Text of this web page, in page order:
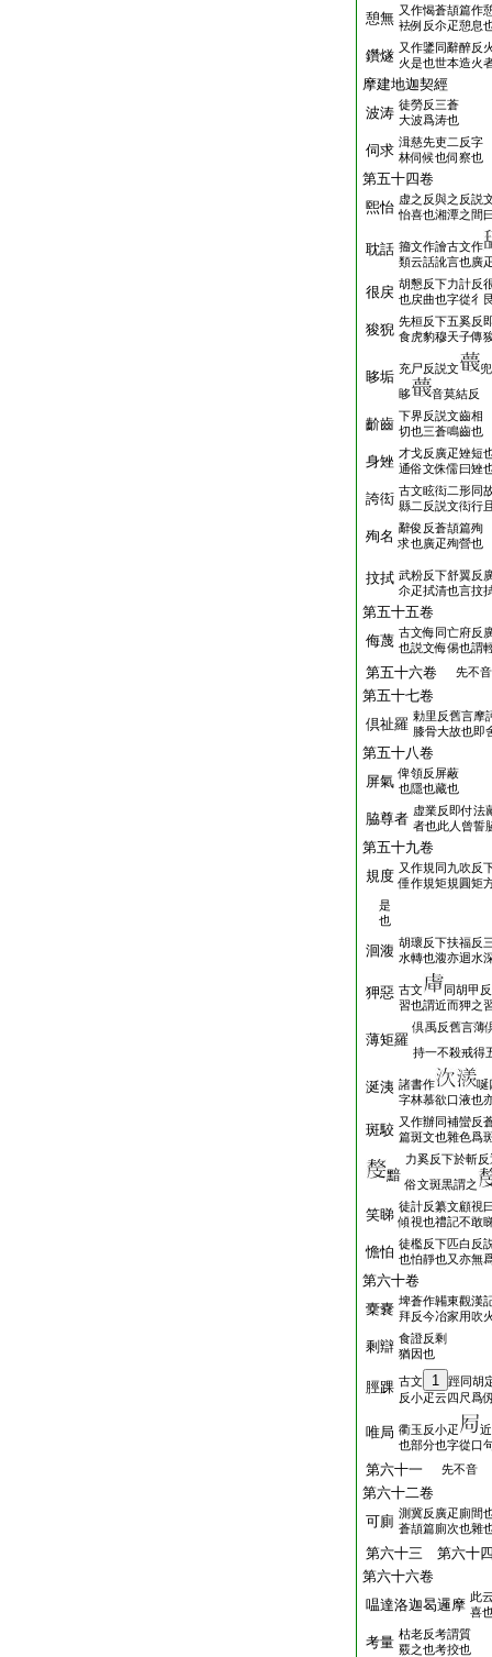
憩無 又作愒蒼頡篇作
袪例反尒疋憩息
鑽燧 又作鐆同辭醉反
火是也世本造火
摩建地迦契經
波涛 徒勞反三蒼
大波爲涛也
伺求 湒慈先吏二反字
林伺候也伺察也
第五十四卷
煕怡 虚之反與之反説
怡喜也湘潭之間
耽話 籀文作譮古文作
類云話訛言也廣
很戻 胡懇反下力計反
也戻曲也字從彳
狻猊 先桓反下五奚反
食虎豹穆天子傳
眵垢 充尸反説文
兜
眵
音莫結反
齘齒 下界反説文齒相
切也三蒼鳴齒也
身矬 才戈反廣疋矬短
通俗文侏儒曰矬
誇衒 古文眩衒二形同
縣二反説文衒行
殉名 辭俊反蒼頡篇殉
求也廣疋殉營也
抆拭 武粉反下舒翼反
尒疋拭清也言抆
第五十五卷
侮蔑 古文侮同亡府反
也説文侮㑥也謂
第五十六卷 先不音
第五十七卷
倶祉羅 勅里反舊言摩
膝骨大故也即
第五十八卷
屏氣 俾領反屏蔽
也隱也藏也
脇尊者 虚業反即付法
者也此人曾誓
第五十九卷
規度 又作規同九吹反
倕作規矩規圓矩
是
也
洄澓 胡瓌反下扶福反
水轉也澓亦迴水
狎惡 古文
同胡甲
習也謂近而狎之
薄矩羅
倶禹反舊言薄
持一不殺戒得
涎洟 諸書作
唌
字林慕欲口液也
斑駮 又作辦同補蠻反
篇斑文也雜色爲
黯
力奚反下於斬反
俗文斑黒謂之
笑睇 徒計反纂文顧視
傾視也禮記不敢
憺怕 徒檻反下匹白反
也怕靜也又亦無
第六十卷
㰆嚢 埤蒼作韛東觀漢
拜反今冶家用吹
剩辯 食證反剩
猶因也
脛踝 古文 1
踁同胡
反小疋云四尺爲
唯局 衢玉反小疋
也部分也字從口
第六十一 先不音
第六十二卷
可廁 測冀反廣疋廁間
蒼頡篇廁次也雜
第六十三 第六
第六十六卷
嗢達洛迦曷邏摩 此
喜
考量 枯老反考謂質
覈之也考挍也